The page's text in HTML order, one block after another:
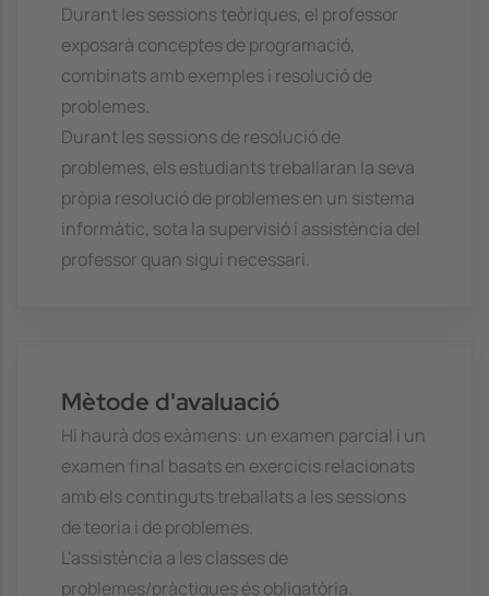
Durant les sessions teòriques, el professor
exposarà conceptes de programació,
combinats amb exemples i resolució de
problemes.
Durant les sessions de resolució de
problemes, els estudiants treballaran la seva
pròpia resolució de problemes en un sistema
informàtic, sota la supervisió i assistència del
professor quan sigui necessari.
Mètode d'avaluació
Hi haurà dos exàmens: un examen parcial i un
examen final basats en exercicis relacionats
amb els continguts treballats a les sessions
de teoria i de problemes.
L'assistència a les classes de
problemes/pràctiques és obligatòria.